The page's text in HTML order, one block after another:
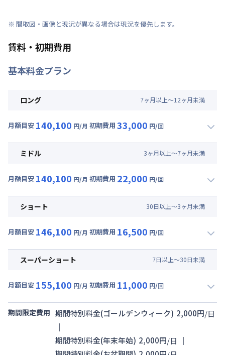
※ 間取図・画像と現況が異なる場合は現況を優先します。
賃料・初期費用
基本料金プラン
ロング 7ヶ月以上～12ヶ月未満
月額目安 140,100 円/月 初期費用 33,000 円/回
月額賃料目安(30日利用)
光熱費他 : 21,000円/月 (700円/日) (税抜)
その他費用 :
ミドル 3ヶ月以上～7ヶ月未満
月額目安 140,100 円/月 初期費用 22,000 円/回
月額賃料目安(30日利用)
光熱費他 : 21,000円/月 (700円/日) (税抜)
その他費用 :
ショート 30日以上～3ヶ月未満
月額目安 146,100 円/月 初期費用 16,500 円/回
月額賃料目安(30日利用)
光熱費他 : 21,000円/月 (700円/日) (税抜)
その他費用 :
15,000円/月 (500円/日)
スーパーショート 7日以上～30日未満
月額目安 155,100 円/月 初期費用 11,000 円/回
月額賃料目安(30日利用)
117,000円/月 (3,900円/日)
21,000円/月 (700円/日) (税抜)
10,000円/回 (税抜)
期間限定費用 期間特別料金(ゴールデンウィーク) 2,000円/日
｜
期間特別料金(年末年始) 2,000円/日 ｜